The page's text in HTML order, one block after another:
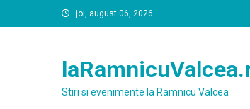
to
joi, august 06, 2026
Stiri si evenimente la Ramnicu Valcea